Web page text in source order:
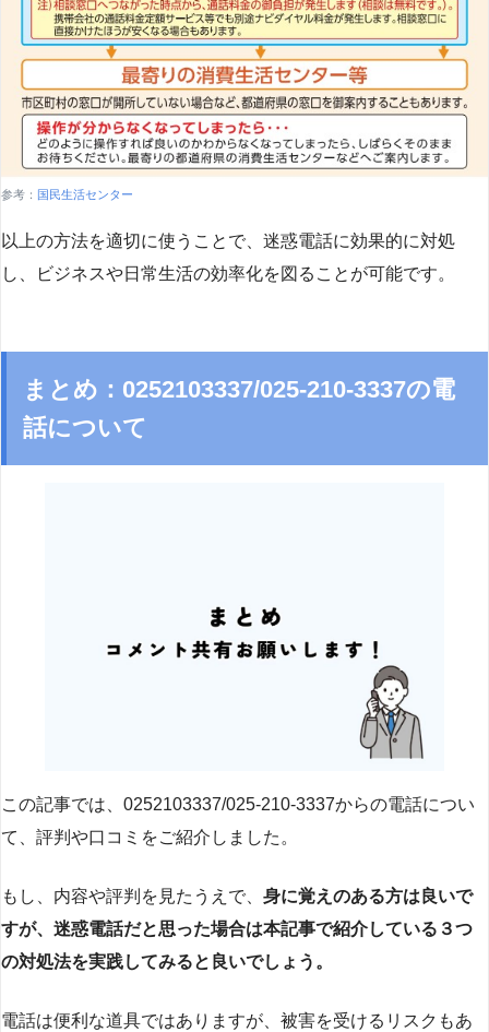
参考： 国民生活センター
以上の方法を適切に使うことで、迷惑電話に効果的に対処
し、ビジネスや日常生活の効率化を図ることが可能です。
まとめ：0252103337/025-210-3337の電
話について
この記事では、0252103337/025-210-3337からの電話につい
て、評判や口コミをご紹介しました。
もし、内容や評判を見たうえで、 身に覚えのある方は良いで
すが、迷惑電話だと思った場合は本記事で紹介している３つ
の対処法を実践してみると良いでしょう。
電話は便利な道具ではありますが、被害を受けるリスクもあ